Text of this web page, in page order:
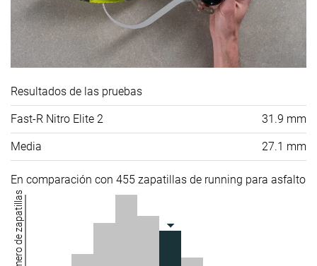
Resultados de las pruebas
Fast-R Nitro Elite 2 31.9 mm
Media 27.1 mm
En comparación con 455 zapatillas de running para asfalto
Número de zapatillas